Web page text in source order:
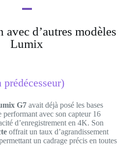
avec d’autres modèles
Lumix
G7avait déjà posé les bases
performant avec son capteur 16
d’enregistrement en 4K. Son
offrait un taux d’agrandissement
un cadrage précis en toutes